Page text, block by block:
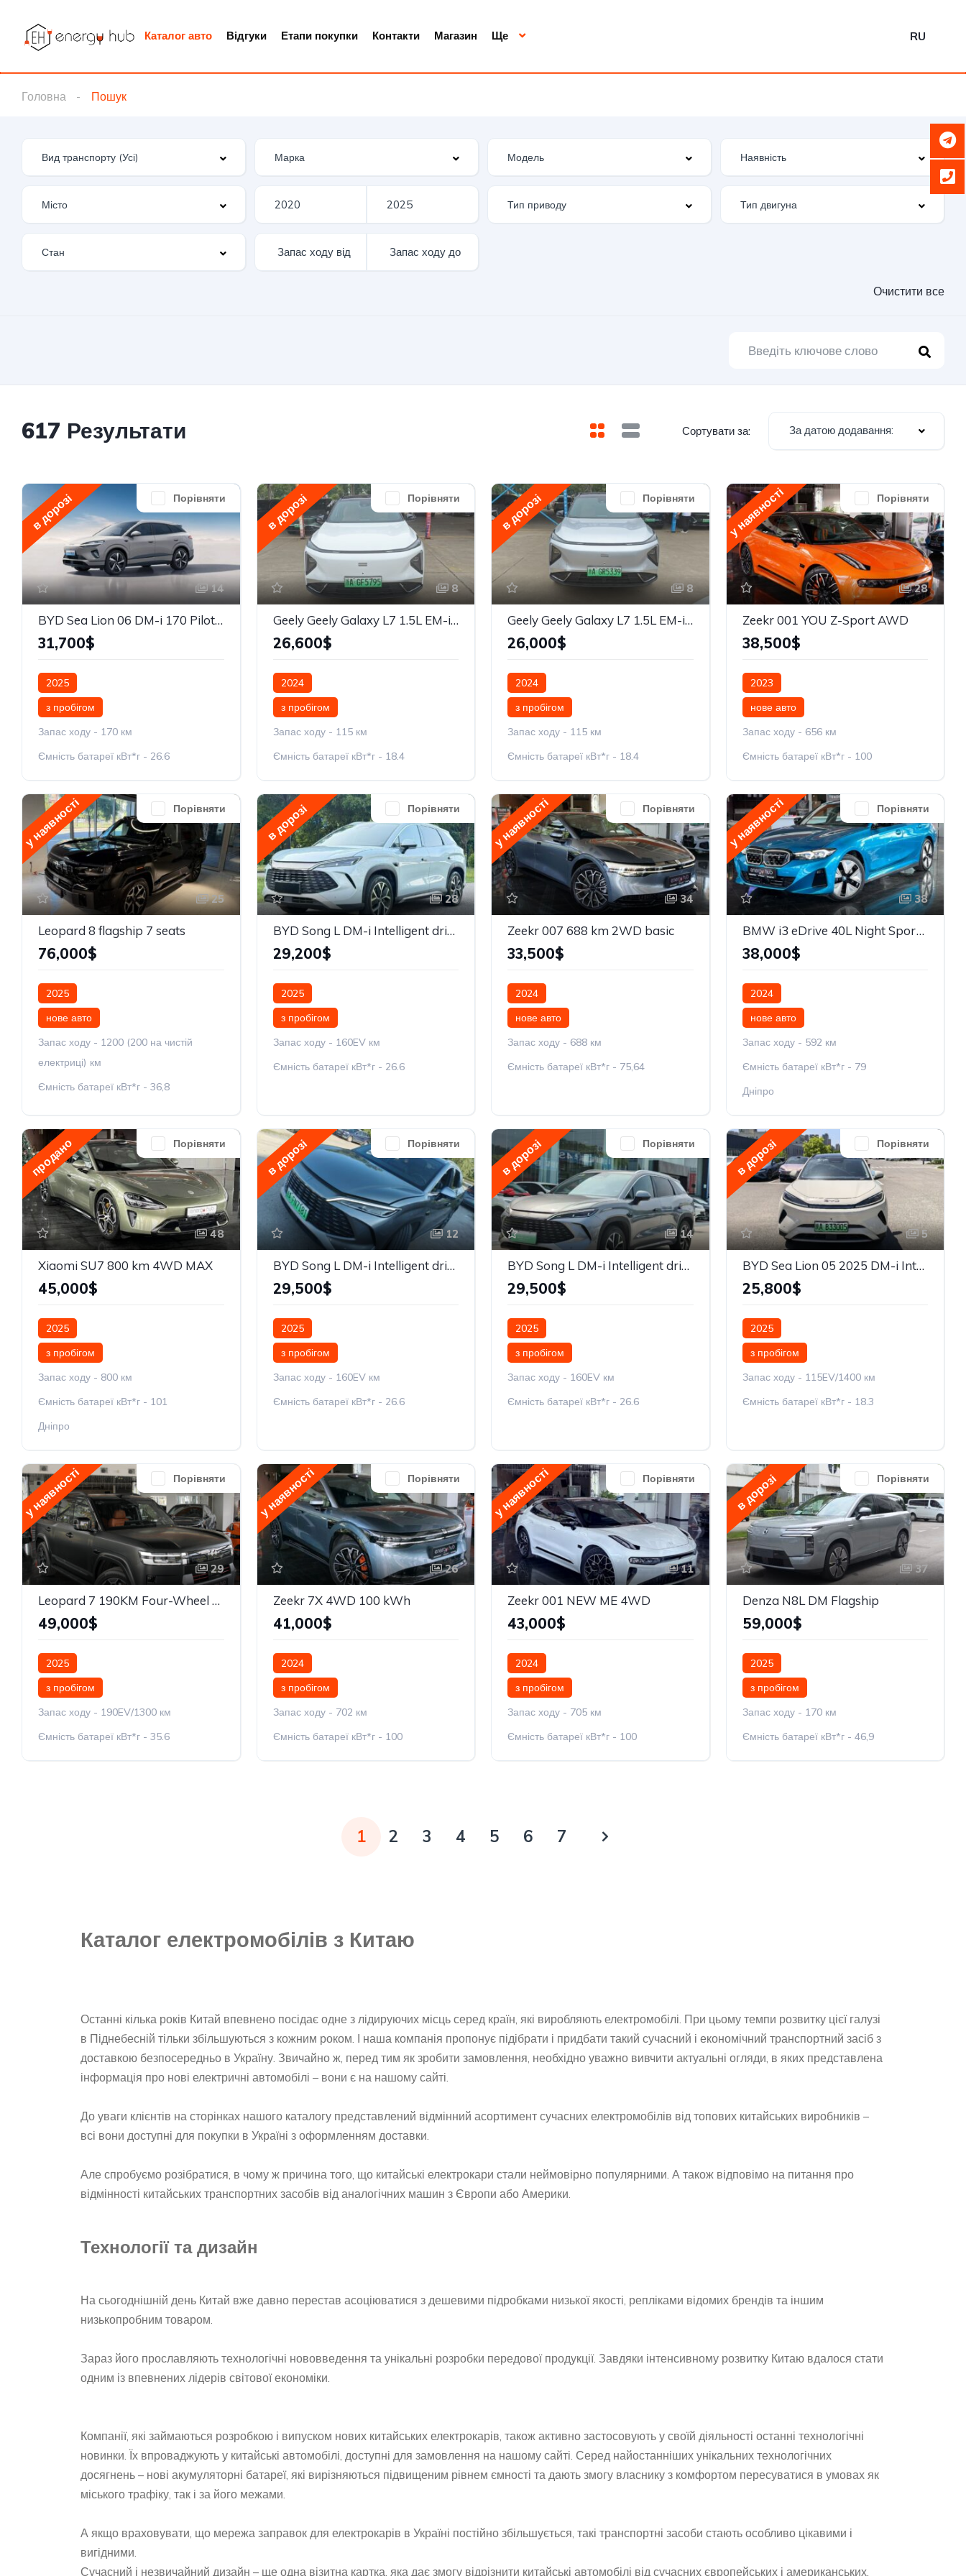
Каталог авто Відгуки Етапи покупки Контакти Магазин Ще RU
Головна Пошук
Очистити все
617 Результати Сортувати за: За датою додавання:
Порівняти
в дорозі
14
BYD Sea Lion 06 DM-i 170 Pilot Plus
31,700$
2025
з пробігом
Запас ходу - 170 км
Ємність батареї кВт*г - 26.6
Порівняти
в дорозі
8
Geely Geely Galaxy L7 1.5L EM-i 115km Explore+
26,600$
2024
з пробігом
Запас ходу - 115 км
Ємність батареї кВт*г - 18.4
Порівняти
в дорозі
8
Geely Geely Galaxy L7 1.5L EM-i 115km Explore+
26,000$
2024
з пробігом
Запас ходу - 115 км
Ємність батареї кВт*г - 18.4
Порівняти
у наявності
28
Zeekr 001 YOU Z-Sport AWD
38,500$
2023
нове авто
Запас ходу - 656 км
Ємність батареї кВт*г - 100
Порівняти
у наявності
25
Leopard 8 flagship 7 seats
76,000$
2025
нове авто
Запас ходу - 1200 (200 на чистій
електриці) км
Ємність батареї кВт*г - 36,8
Порівняти
в дорозі
28
BYD Song L DM-i Intelligent driving Edition 160km Beyond
29,200$
2025
з пробігом
Запас ходу - 160EV км
Ємність батареї кВт*г - 26.6
Порівняти
у наявності
34
Zeekr 007 688 km 2WD basic
33,500$
2024
нове авто
Запас ходу - 688 км
Ємність батареї кВт*г - 75,64
Порівняти
у наявності
38
BMW i3 eDrive 40L Night Sport Package
38,000$
2024
нове авто
Запас ходу - 592 км
Ємність батареї кВт*г - 79
Дніпро
Порівняти
продано
48
Xiaomi SU7 800 km 4WD MAX
45,000$
2025
з пробігом
Запас ходу - 800 км
Ємність батареї кВт*г - 101
Дніпро
Порівняти
в дорозі
12
BYD Song L DM-i Intelligent driving Edition 160km Beyond
29,500$
2025
з пробігом
Запас ходу - 160EV км
Ємність батареї кВт*г - 26.6
Порівняти
в дорозі
14
BYD Song L DM-i Intelligent driving Edition 160km Beyond
29,500$
2025
з пробігом
Запас ходу - 160EV км
Ємність батареї кВт*г - 26.6
Порівняти
в дорозі
5
BYD Sea Lion 05 2025 DM-i Intelligent Driving Edition 115KM
25,800$
2025
з пробігом
Запас ходу - 115EV/1400 км
Ємність батареї кВт*г - 18.3
Порівняти
у наявності
29
Leopard 7 190KM Four-Wheel Drive Ultra Edition
49,000$
2025
з пробігом
Запас ходу - 190EV/1300 км
Ємність батареї кВт*г - 35.6
Порівняти
у наявності
26
Zeekr 7X 4WD 100 kWh
41,000$
2024
з пробігом
Запас ходу - 702 км
Ємність батареї кВт*г - 100
Порівняти
у наявності
11
Zeekr 001 NEW ME 4WD
43,000$
2024
з пробігом
Запас ходу - 705 км
Ємність батареї кВт*г - 100
Порівняти
в дорозі
37
Denza N8L DM Flagship
59,000$
2025
з пробігом
Запас ходу - 170 км
Ємність батареї кВт*г - 46,9
1 2 3 4 5 6 7
Каталог електромобілів з Китаю
Останні кілька років Китай впевнено посідає одне з лідируючих місць серед країн, які виробляють електромобілі. При цьому темпи розвитку цієї галузі
в Піднебесній тільки збільшуються з кожним роком. І наша компанія пропонує підібрати і придбати такий сучасний і економічний транспортний засіб з
доставкою безпосередньо в Україну. Звичайно ж, перед тим як зробити замовлення, необхідно уважно вивчити актуальні огляди, в яких представлена
інформація про нові електричні автомобілі – вони є на нашому сайті.
До уваги клієнтів на сторінках нашого каталогу представлений відмінний асортимент сучасних електромобілів від топових китайських виробників –
всі вони доступні для покупки в Україні з оформленням доставки.
Але спробуємо розібратися, в чому ж причина того, що китайські електрокари стали неймовірно популярними. А також відповімо на питання про
відмінності китайських транспортних засобів від аналогічних машин з Європи або Америки.
Технології та дизайн
На сьогоднішній день Китай вже давно перестав асоціюватися з дешевими підробками низької якості, репліками відомих брендів та іншим
низькопробним товаром.
Зараз його прославляють технологічні нововведення та унікальні розробки передової продукції. Завдяки інтенсивному розвитку Китаю вдалося стати
одним із впевнених лідерів світової економіки.
Компанії, які займаються розробкою і випуском нових китайських електрокарів, також активно застосовують у своїй діяльності останні технологічні
новинки. Їх впроваджують у китайські автомобілі, доступні для замовлення на нашому сайті. Серед найостанніших унікальних технологічних
досягнень – нові акумуляторні батареї, які вирізняються підвищеним рівнем ємності та дають змогу власнику з комфортом пересуватися в умовах як
міського трафіку, так і за його межами.
А якщо враховувати, що мережа заправок для електрокарів в Україні постійно збільшується, такі транспортні засоби стають особливо цікавими і
вигідними.
Сучасний і незвичайний дизайн – ще одна візитна картка, яка дає змогу відрізнити китайські автомобілі від сучасних європейських і американських.